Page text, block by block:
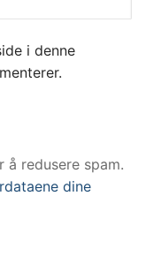
i denne
redusere spam.
dine